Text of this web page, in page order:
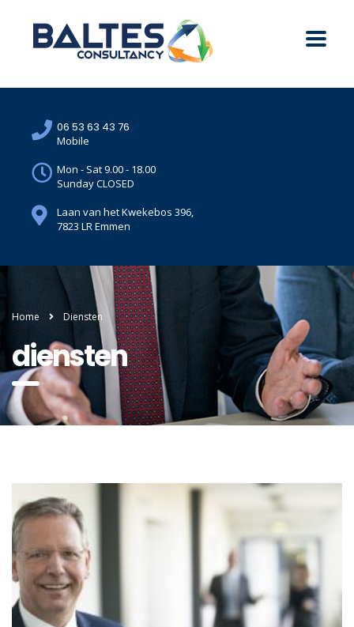
06 53 63 43 76
Mobile
Mon - Sat 9.00 - 18.00
Sunday CLOSED
Laan van het Kwekebos 396,
7823 LR Emmen
Home Diensten
diensten